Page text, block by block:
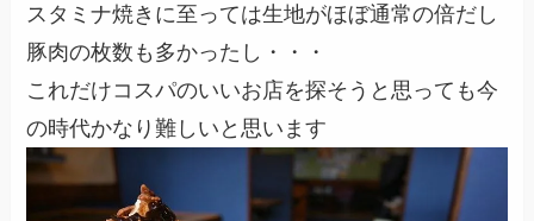
スタミナ焼きに至っては生地がほぼ通常の倍だし
豚肉の枚数も多かったし・・・
これだけコスパのいいお店を探そうと思っても今
の時代かなり難しいと思います